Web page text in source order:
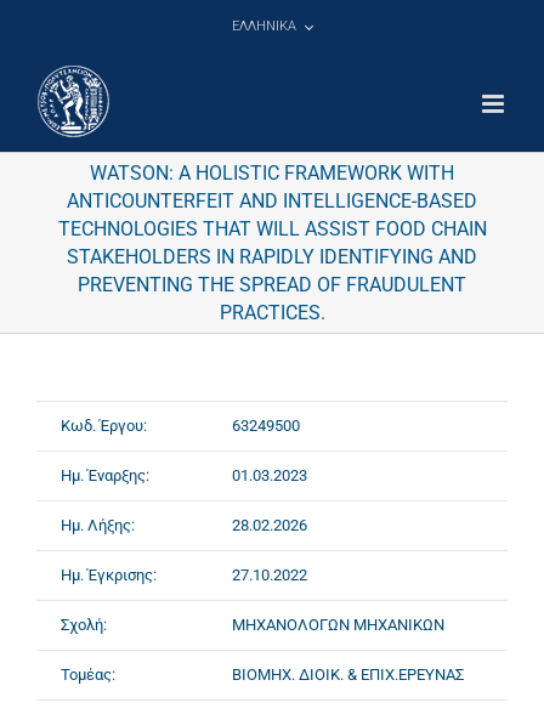
ΕΛΛΗΝΙΚΑ
WATSON: A HOLISTIC FRAMEWORK WITH
ANTICOUNTERFEIT AND INTELLIGENCE-BASED
TECHNOLOGIES THAT WILL ASSIST FOOD CHAIN
STAKEHOLDERS IN RAPIDLY IDENTIFYING AND
PREVENTING THE SPREAD OF FRAUDULENT
PRACTICES.
Κωδ. Έργου: 63249500
Ημ. Έναρξης: 01.03.2023
Ημ. Λήξης: 28.02.2026
Ημ. Έγκρισης: 27.10.2022
Σχολή: ΜΗΧΑΝΟΛΟΓΩΝ ΜΗΧΑΝΙΚΩΝ
Τομέας: ΒΙΟΜΗΧ. ΔΙΟΙΚ. & ΕΠΙΧ.ΕΡΕΥΝΑΣ